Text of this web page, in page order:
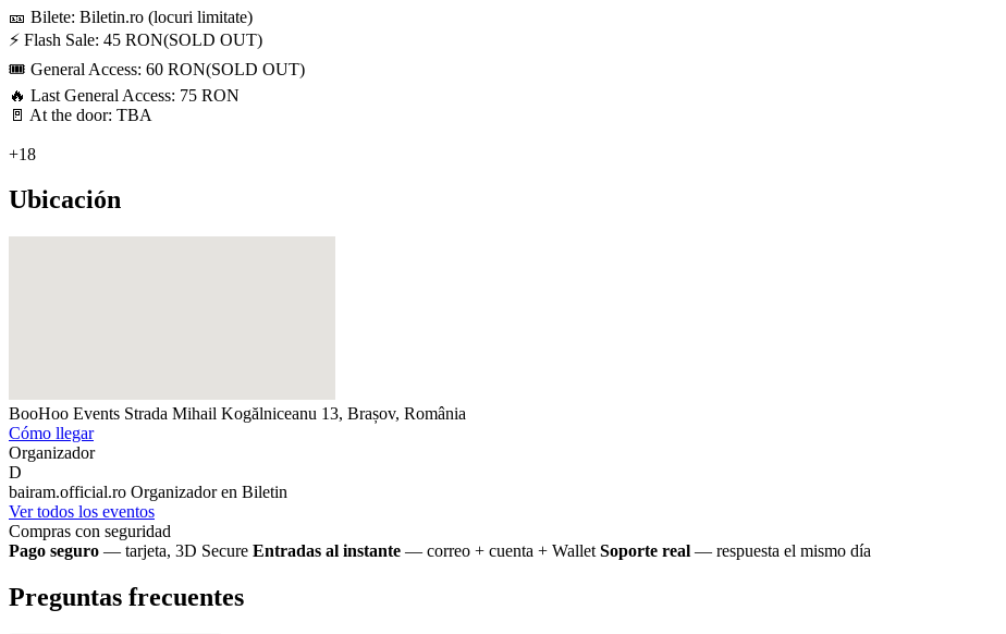
🎫 Bilete: Biletin.ro (locuri limitate)
⚡ Flash Sale: 45 RON(SOLD OUT)
🎟️ General Access: 60 RON(SOLD OUT)
🔥 Last General Access: 75 RON
🚪 At the door: TBA
+18
Ubicación
BooHoo Events Strada Mihail Kogălniceanu 13, Brașov, România
Cómo llegar
Organizador
D
bairam.official.ro Organizador en Biletin
Ver todos los eventos
Compras con seguridad
Pago seguro — tarjeta, 3D Secure Entradas al instante — correo + cuenta + Wallet Soporte real — respuesta el mismo día
Preguntas frecuentes